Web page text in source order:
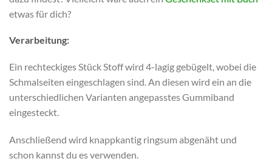
etwas für dich?
Verarbeitung:
Ein rechteckiges Stück Stoff wird 4-lagig gebügelt, wobei die
Schmalseiten eingeschlagen sind. An diesen wird ein an die
unterschiedlichen Varianten angepasstes Gummiband
eingesteckt.
Anschließend wird knappkantig ringsum abgenäht und
schon kannst du es verwenden.